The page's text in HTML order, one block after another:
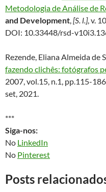
Metodologia de Análise de
and Development,[S. l.], v.
DOI: 10.33448/rsd-
Rezende, Eliana Almeida de
fazendo clichês: fotógrafos
2007, vol.15, n.1, pp.115-
set, 2021.
***
Siga-nos:
No LinkedIn
No Pinterest
Posts